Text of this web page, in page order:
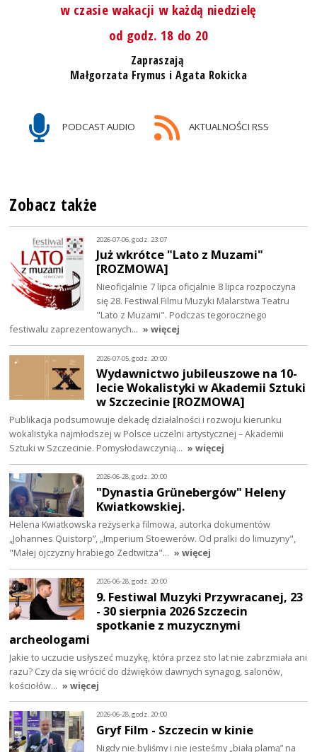
w czasie wakacji w każdą niedzielę
od godz. 18 do 20
Zapraszają
Małgorzata Frymus i Agata Rokicka
PODCAST AUDIO AKTUALNOŚCI RSS
Zobacz także
2026-07-06, godz. 23:07
Już wkrótce "Lato z Muzami"
[ROZMOWA]
Nieoficjalnie 7 lipca oficjalnie 8 lipca rozpoczyna
się 28. Festiwal Filmu Muzyki Malarstwa Teatru
"Lato z Muzami". Podczas tegorocznego
festiwalu zaprezentowanych… » więcej
2026-07-05, godz. 20:00
Wydawnictwo jubileuszowe na 10-
lecie Wokalistyki w Akademii Sztuki
w Szczecinie [ROZMOWA]
Publikacja podsumowuje dekadę działalności i rozwoju kierunku
wokalistyka najmłodszej w Polsce uczelni artystycznej – Akademii
Sztuki w Szczecinie. Pomysłodawczynią… » więcej
2026-06-28, godz. 20:00
"Dynastia Grünebergów" Heleny
Kwiatkowskiej.
Helena Kwiatkowska reżyserka filmowa, autorka dokumentów
„Johannes Quistorp”, „Imperium Stoewerów. Od pralki do limuzyny",
"Małej ojczyzny hrabiego Zedtwitza"… » więcej
2026-06-28, godz. 20:00
9. Festiwal Muzyki Przywracanej, 23
- 30 sierpnia 2026 Szczecin
spotkanie z muzycznymi
archeologami
Jakie to uczucie usłyszeć muzykę, która przez sto lat nie zabrzmiała ani
razu? Czy da się wrócić do dźwięków dawnych synagog, salonów,
kościołów… » więcej
2026-06-28, godz. 20:00
Gryf Film - Szczecin w kinie
Nigdy nie byliśmy i nie jesteśmy „białą plamą” na